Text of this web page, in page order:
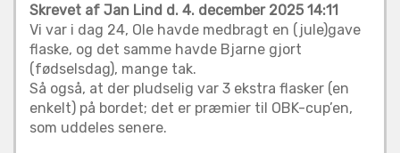
Skrevet af Jan Lind d. 4. december 2025 14:11
Vi var i dag 24, Ole havde medbragt en (jule)gave
flaske, og det samme havde Bjarne gjort
(fødselsdag), mange tak.
Så også, at der pludselig var 3 ekstra flasker (en
enkelt) på bordet; det er præmier til OBK-cup’en,
som uddeles senere.